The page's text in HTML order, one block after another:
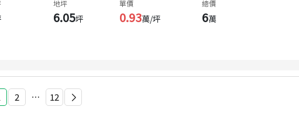
地坪
6.05坪
單價
0.93萬/坪
總價
6萬
2 ⋯ 12